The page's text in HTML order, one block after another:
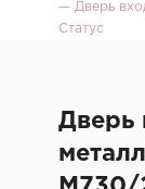
— Дверь
Статус
Дверь